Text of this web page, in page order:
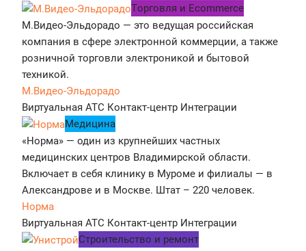
Tорговля и Ecommerce
М.Видео-Эльдорадо — это ведущая российская
компания в сфере электронной коммерции, а также
розничной торговли электроникой и бытовой
техникой.
М.Видео-Эльдорадо
Виртуальная АТС Контакт-центр Интеграции
Медицина
«Норма» — один из крупнейших частных
медицинских центров Владимирской области.
Включает в себя клинику в Муроме и филиалы — в
Александрове и в Москве. Штат – 220 человек.
Норма
Виртуальная АТС Контакт-центр Интеграции
Строительство и ремонт